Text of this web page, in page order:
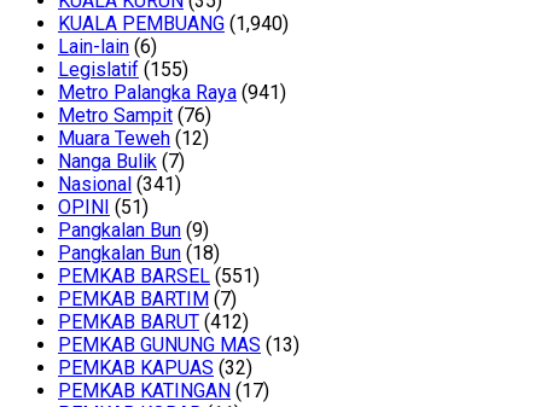
KUALA PEMBUANG (1,940)
Lain-lain (6)
Legislatif (155)
Metro Palangka Raya (941)
Metro Sampit (76)
Muara Teweh (12)
Nanga Bulik (7)
Nasional (341)
OPINI (51)
Pangkalan Bun (9)
Pangkalan Bun (18)
PEMKAB BARSEL (551)
PEMKAB BARTIM (7)
PEMKAB BARUT (412)
PEMKAB GUNUNG MAS (13)
PEMKAB KAPUAS (32)
PEMKAB KATINGAN (17)